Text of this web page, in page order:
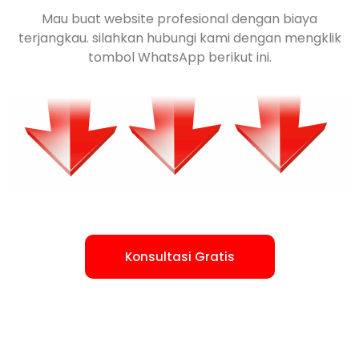
Mau buat website profesional dengan biaya
terjangkau. silahkan hubungi kami dengan mengklik
tombol WhatsApp berikut ini.
Konsultasi Gratis